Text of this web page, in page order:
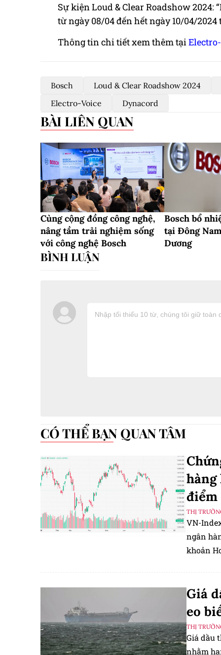
Sự kiện Loud & Clear Roadshow 2024:
từ ngày 08/04 đến hết ngày 10/04/
Thông tin chi tiết xem thêm tại
Bosch Loud & Clear Roadshow 2024
Electro-Voice
Dynacord
BÀI LIÊN QUAN
Cùng cộng đồng công nghệ,
nâng tầm trải nghiệm sống
với công nghệ Bosch
Bosch bổ
tại Đông
Dương
CÓ THỂ BẠN QUAN TÂM
hàng
điểm
THỊ
VN-
ngân
khoản
Giá
eo
THỊ
Giá dầu
nhằm